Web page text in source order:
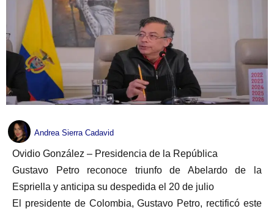
Andrea Sierra Cadavid
Ovidio González – Presidencia de la República
Gustavo Petro reconoce triunfo de Abelardo de la
Espriella y anticipa su despedida el 20 de julio
El presidente de Colombia, Gustavo Petro, rectificó este